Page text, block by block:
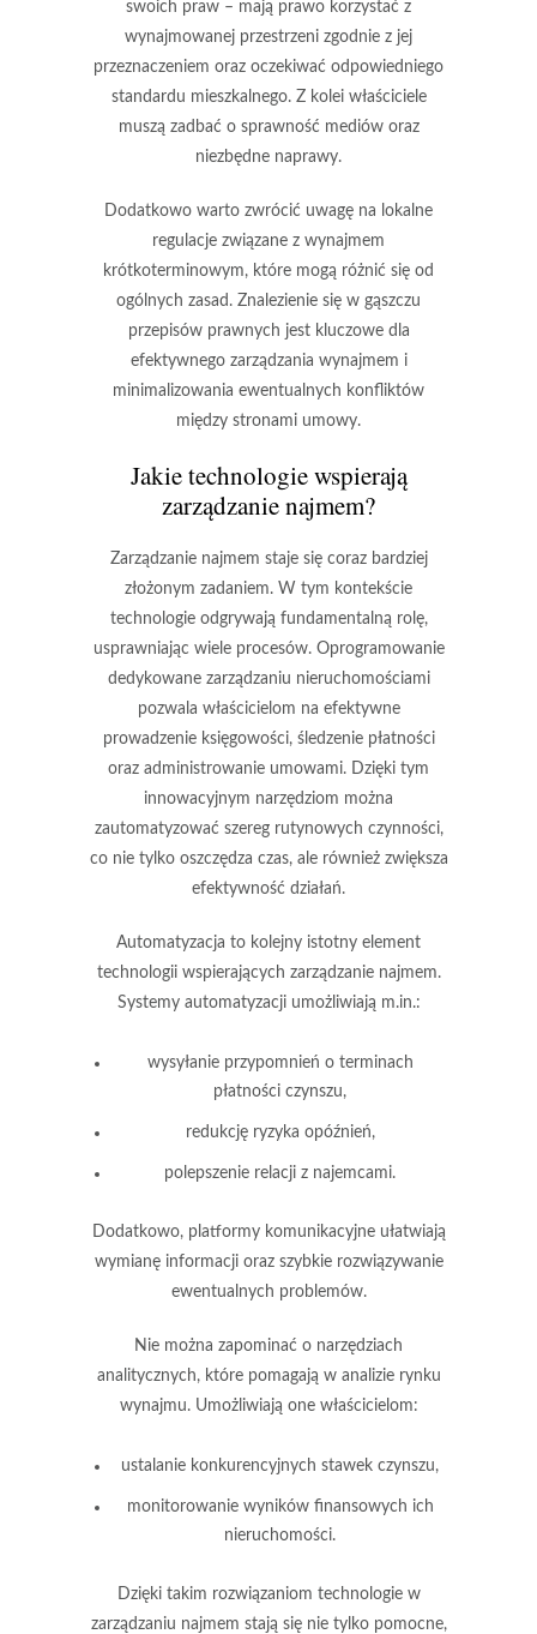
swoich praw – mają prawo korzystać z
wynajmowanej przestrzeni zgodnie z jej
przeznaczeniem oraz oczekiwać odpowiedniego
standardu mieszkalnego. Z kolei właściciele
muszą zadbać o sprawność mediów oraz
niezbędne naprawy.
Dodatkowo warto zwrócić uwagę na lokalne
regulacje związane z wynajmem
krótkoterminowym, które mogą różnić się od
ogólnych zasad. Znalezienie się w gąszczu
przepisów prawnych jest kluczowe dla
efektywnego zarządzania wynajmem i
minimalizowania ewentualnych konfliktów
między stronami umowy.
Jakie technologie wspierają
zarządzanie najmem?
Zarządzanie najmem staje się coraz bardziej
złożonym zadaniem. W tym kontekście
technologieodgrywają fundamentalną rolę,
usprawniając wiele procesów. Oprogramowanie
dedykowane zarządzaniu nieruchomościami
pozwala właścicielom na efektywne
prowadzenie księgowości, śledzenie płatności
oraz administrowanie umowami. Dzięki tym
innowacyjnym narzędziom można
zautomatyzować szereg rutynowych czynności,
co nie tylko oszczędza czas, ale również zwiększa
efektywność działań.
Automatyzacja to kolejny istotny element
technologii wspierających zarządzanie najmem.
Systemy automatyzacji umożliwiają m.in.:
wysyłanie przypomnień o terminach
płatności czynszu,
redukcję ryzyka opóźnień,
polepszenie relacji z najemcami.
Dodatkowo, platformy komunikacyjneułatwiają
wymianę informacji oraz szybkie rozwiązywanie
ewentualnych problemów.
Nie można zapominać o narzędziach
analitycznych, które pomagają w analizie rynku
wynajmu. Umożliwiają one właścicielom:
ustalanie konkurencyjnych stawek czynszu,
monitorowanie wyników finansowych ich
nieruchomości.
Dzięki takim rozwiązaniom technologie w
zarządzaniu najmem stają się nie tylko pomocne,